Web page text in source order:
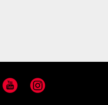
YouTubeInstagram